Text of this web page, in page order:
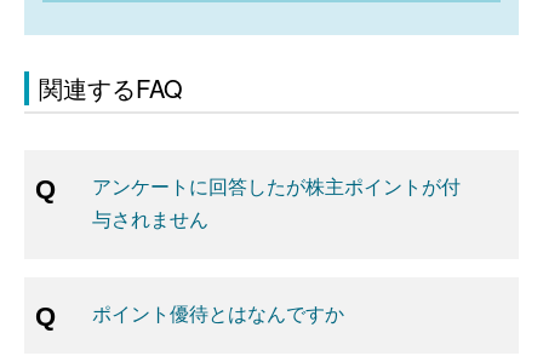
関連するFAQ
アンケートに回答したが株主ポイントが付
与されません
ポイント優待とはなんですか